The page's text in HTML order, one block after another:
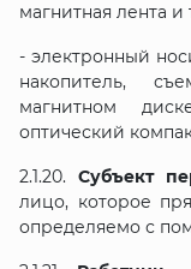
магнитная лента и
- электронный
накопитель,
магнитном
оптический
2.1.20.Субъект
лицо, которое
определяемо с